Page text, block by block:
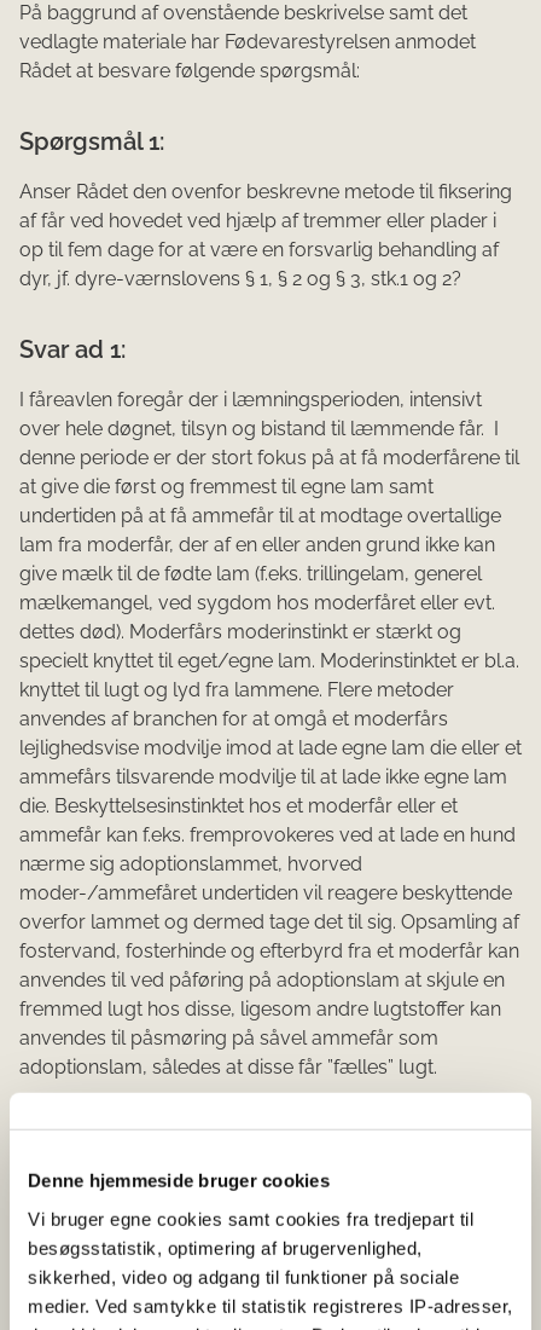
Denne hjemmeside bruger cookies
Vi bruger egne cookies samt cookies fra tredjepart til
besøgsstatistik, optimering af brugervenlighed,
sikkerhed, video og adgang til funktioner på sociale
medier. Ved samtykke til statistik registreres IP-adresser,
På baggrund af ovenstående beskrivelse samt det
vedlagte materiale har Fødevarestyrelsen anmodet
Rådet at besvare følgende spørgsmål:
Spørgsmål 1:
Anser Rådet den ovenfor beskrevne metode til fiksering
af får ved hovedet ved hjælp af tremmer eller plader i
op til fem dage for at være en forsvarlig behandling af
dyr, jf. dyre-værnslovens § 1, § 2 og § 3, stk.1 og 2?
Svar ad 1:
I fåreavlen foregår der i læmningsperioden, intensivt
over hele døgnet, tilsyn og bistand til læmmende får. I
denne periode er der stort fokus på at få moderfårene til
at give die først og fremmest til egne lam samt
undertiden på at få ammefår til at modtage overtallige
lam fra moderfår, der af en eller anden grund ikke kan
give mælk til de fødte lam (f.eks. trillingelam, generel
mælkemangel, ved sygdom hos moderfåret eller evt.
dettes død). Moderfårs moderinstinkt er stærkt og
specielt knyttet til eget/egne lam. Moderinstinktet er bl.a.
knyttet til lugt og lyd fra lammene. Flere metoder
anvendes af branchen for at omgå et moderfårs
lejlighedsvise modvilje imod at lade egne lam die eller et
ammefårs tilsvarende modvilje til at lade ikke egne lam
die. Beskyttelsesinstinktet hos et moderfår eller et
ammefår kan f.eks. fremprovokeres ved at lade en hund
nærme sig adoptionslammet, hvorved
moder-/ammefåret undertiden vil reagere beskyttende
overfor lammet og dermed tage det til sig. Opsamling af
fostervand, fosterhinde og efterbyrd fra et moderfår kan
anvendes til ved påføring på adoptionslam at skjule en
fremmed lugt hos disse, ligesom andre lugtstoffer kan
anvendes til påsmøring på såvel ammefår som
adoptionslam, således at disse får ”fælles” lugt.
moderdyret i særlige bokse, hvorved fåret ikke kan se,
de såkaldte adoptionsbokse kan fåret lægge sig samt
indtage foder og vand frit, men kan på grund af
fikseringen i boksen ikke vende sig imod sin egen
bagpart.